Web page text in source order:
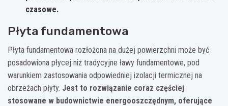
czasowe.
Płyta fundamentowa
Płyta fundamentowa rozłożona na dużej powierzchni może być
posadowiona płycej niż tradycyjne ławy fundamentowe, pod
warunkiem zastosowania odpowiedniej izolacji termicznej na
obrzeżach płyty. Jest to rozwiązanie coraz częściej
stosowane w budownictwie energooszczędnym, oferujące